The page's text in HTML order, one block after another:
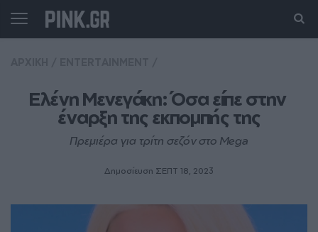
Ελένη Μενεγάκη: Όσα είπε στην
έναρξη της εκπομπής της
Πρεμιέρα για τρίτη σεζόν στο Mega
Δημοσίευση ΣΕΠΤ 18, 2023